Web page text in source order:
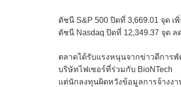
ดัชนี S&P 500 ปิดที่ 3,669.01 จุด เ
ดัชนี Nasdaq ปิดที่ 12,349.37 จุด ล
ตลาดได้รับแรงหนุนจากข่าวดีการ
บริษัทไฟเซอร์ที่ร่วมกับ BioNTech
แต่นักลงทุนผิดหวังข้อมูลการจ้างง